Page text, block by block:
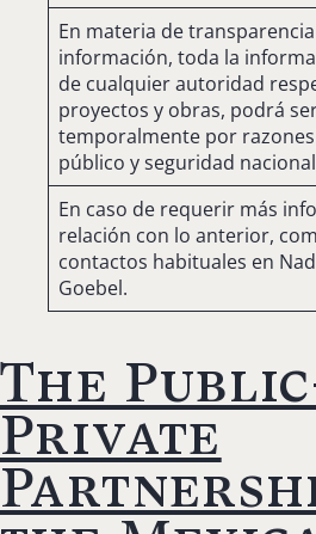
En materia de
información, toda la
de cualquier autoridad
proyectos y obras, podrá
temporalmente por
público y seguridad
En caso de requerir más
relación con lo anterior,
contactos habituales en
Goebel.
The
Private